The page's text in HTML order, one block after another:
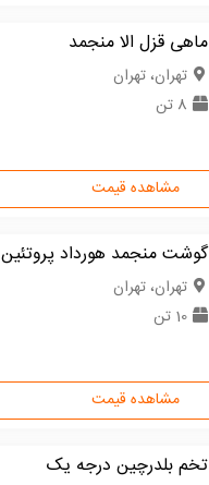
ماهی قزل الا منجمد
تهران، تهران
8 تن
مشاهده قیمت
گوشت منجمد هورداد پروتئین
تهران، تهران
10 تن
مشاهده قیمت
تخم بلدرچین درجه یک